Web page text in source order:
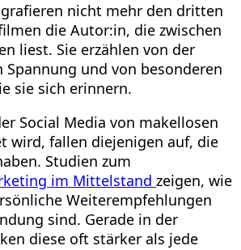
nicht mehr den dritten
die Autor:in, die zwischen
liest. Sie erzählen von der
Spannung und von besonderen
sie sich erinnern.
Social Media von makellosen
wird, fallen diejenigen auf, die
Studien zum
im Mittelstand zeigen, wie
Weiterempfehlungen
sind. Gerade in der
diese oft stärker als jede